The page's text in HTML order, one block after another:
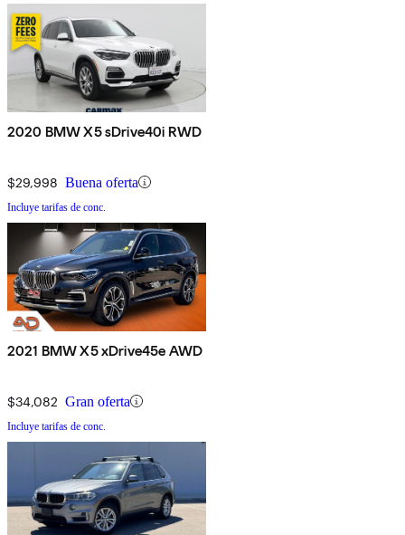
2020 BMW X5 sDrive40i RWD
$29,998 Buena oferta
Incluye tarifas de conc.
2021 BMW X5 xDrive45e AWD
$34,082 Gran oferta
Incluye tarifas de conc.